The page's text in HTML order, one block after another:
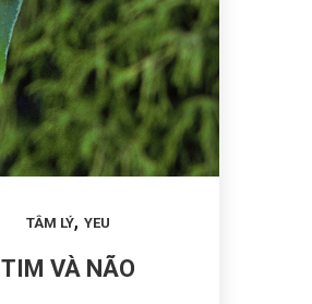
TÂM LÝ, YEU
TIM VÀ NÃO